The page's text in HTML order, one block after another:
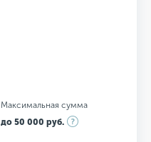
Максимальная сумма
до 50 000 руб.